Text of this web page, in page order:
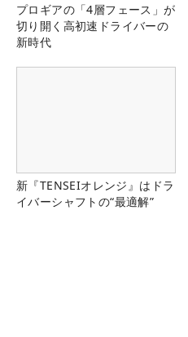
プロギアの「4層フェース」が
切り開く高初速ドライバーの
新時代
新『TENSEIオレンジ』はドラ
イバーシャフトの“最適解”